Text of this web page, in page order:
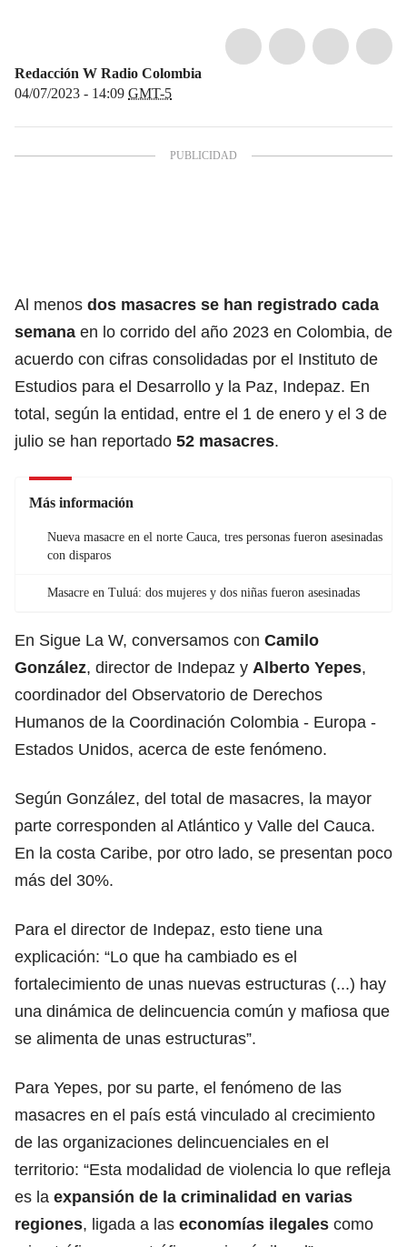
Redacción W Radio Colombia
04/07/2023 - 14:09 GMT-5
Al menos dos masacres se han registrado cada
semana en lo corrido del año 2023 en Colombia, de
acuerdo con cifras consolidadas por el Instituto de
Estudios para el Desarrollo y la Paz, Indepaz. En
total, según la entidad, entre el 1 de enero y el 3 de
julio se han reportado 52 masacres.
Más información
Nueva masacre en el norte Cauca, tres personas fueron asesinadas
con disparos
Masacre en Tuluá: dos mujeres y dos niñas fueron asesinadas
En Sigue La W, conversamos con Camilo
González, director de Indepaz y Alberto Yepes,
coordinador del Observatorio de Derechos
Humanos de la Coordinación Colombia - Europa -
Estados Unidos, acerca de este fenómeno.
Según González, del total de masacres, la mayor
parte corresponden al Atlántico y Valle del Cauca.
En la costa Caribe, por otro lado, se presentan poco
más del 30%.
Para el director de Indepaz, esto tiene una
explicación: “Lo que ha cambiado es el
fortalecimiento de unas nuevas estructuras (...) hay
una dinámica de delincuencia común y mafiosa que
se alimenta de unas estructuras”.
Para Yepes, por su parte, el fenómeno de las
masacres en el país está vinculado al crecimiento
de las organizaciones delincuenciales en el
territorio: “Esta modalidad de violencia lo que refleja
es la expansión de la criminalidad en varias
regiones, ligada a las economías ilegales como